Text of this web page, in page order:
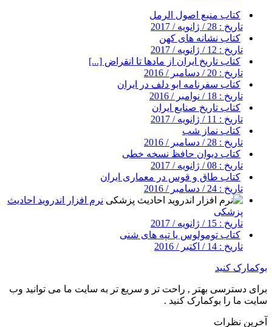
کتاب منبع اصول الرمل
تاریخ : 28 / ژانویه / 2017
کتاب نشانه های کهن
تاریخ : 12 / ژانویه / 2017
کتاب تاریخ ایران از مادها تا انقراض [...]
تاریخ : 20 / دسامبر / 2016
کتاب سفرنامه ابو دلف در ایران
تاریخ : 18 / نوامبر / 2016
کتاب تاریخ صنایع ایران
تاریخ : 11 / ژانویه / 2017
کتاب نماز شب
تاریخ : 28 / دسامبر / 2016
کتاب دیوان حافظ نسخه خطی
تاریخ : 08 / ژانویه / 2017
کتاب طاق و قوس در معماری ایران
تاریخ : 24 / دسامبر / 2016
نرم افزار اندروید احادیث
پزشکی
تاریخ : 15 / ژانویه / 2017
کتاب تومولوس یا تپه های شنی
تاریخ : 14 / اکتبر / 2016
بوکمارک کنید
برای دسترسی بهتر , راحت تر و سریع تر به سایت ما می توانید وب
سایت ما را بوکمارک کنید .
آخرین نظرات